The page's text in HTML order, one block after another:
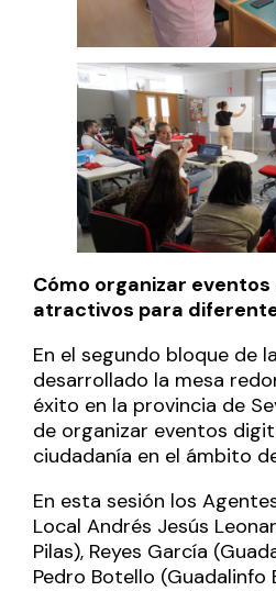
Cómo organizar
atractivos para
En el segundo bloque de
desarrollado la mesa
éxito en la provincia de
de organizar eventos
ciudadanía en el ámbito
En esta sesión los
Local Andrés Jesús
Pilas), Reyes García
Pedro Botello (Guadalinfo